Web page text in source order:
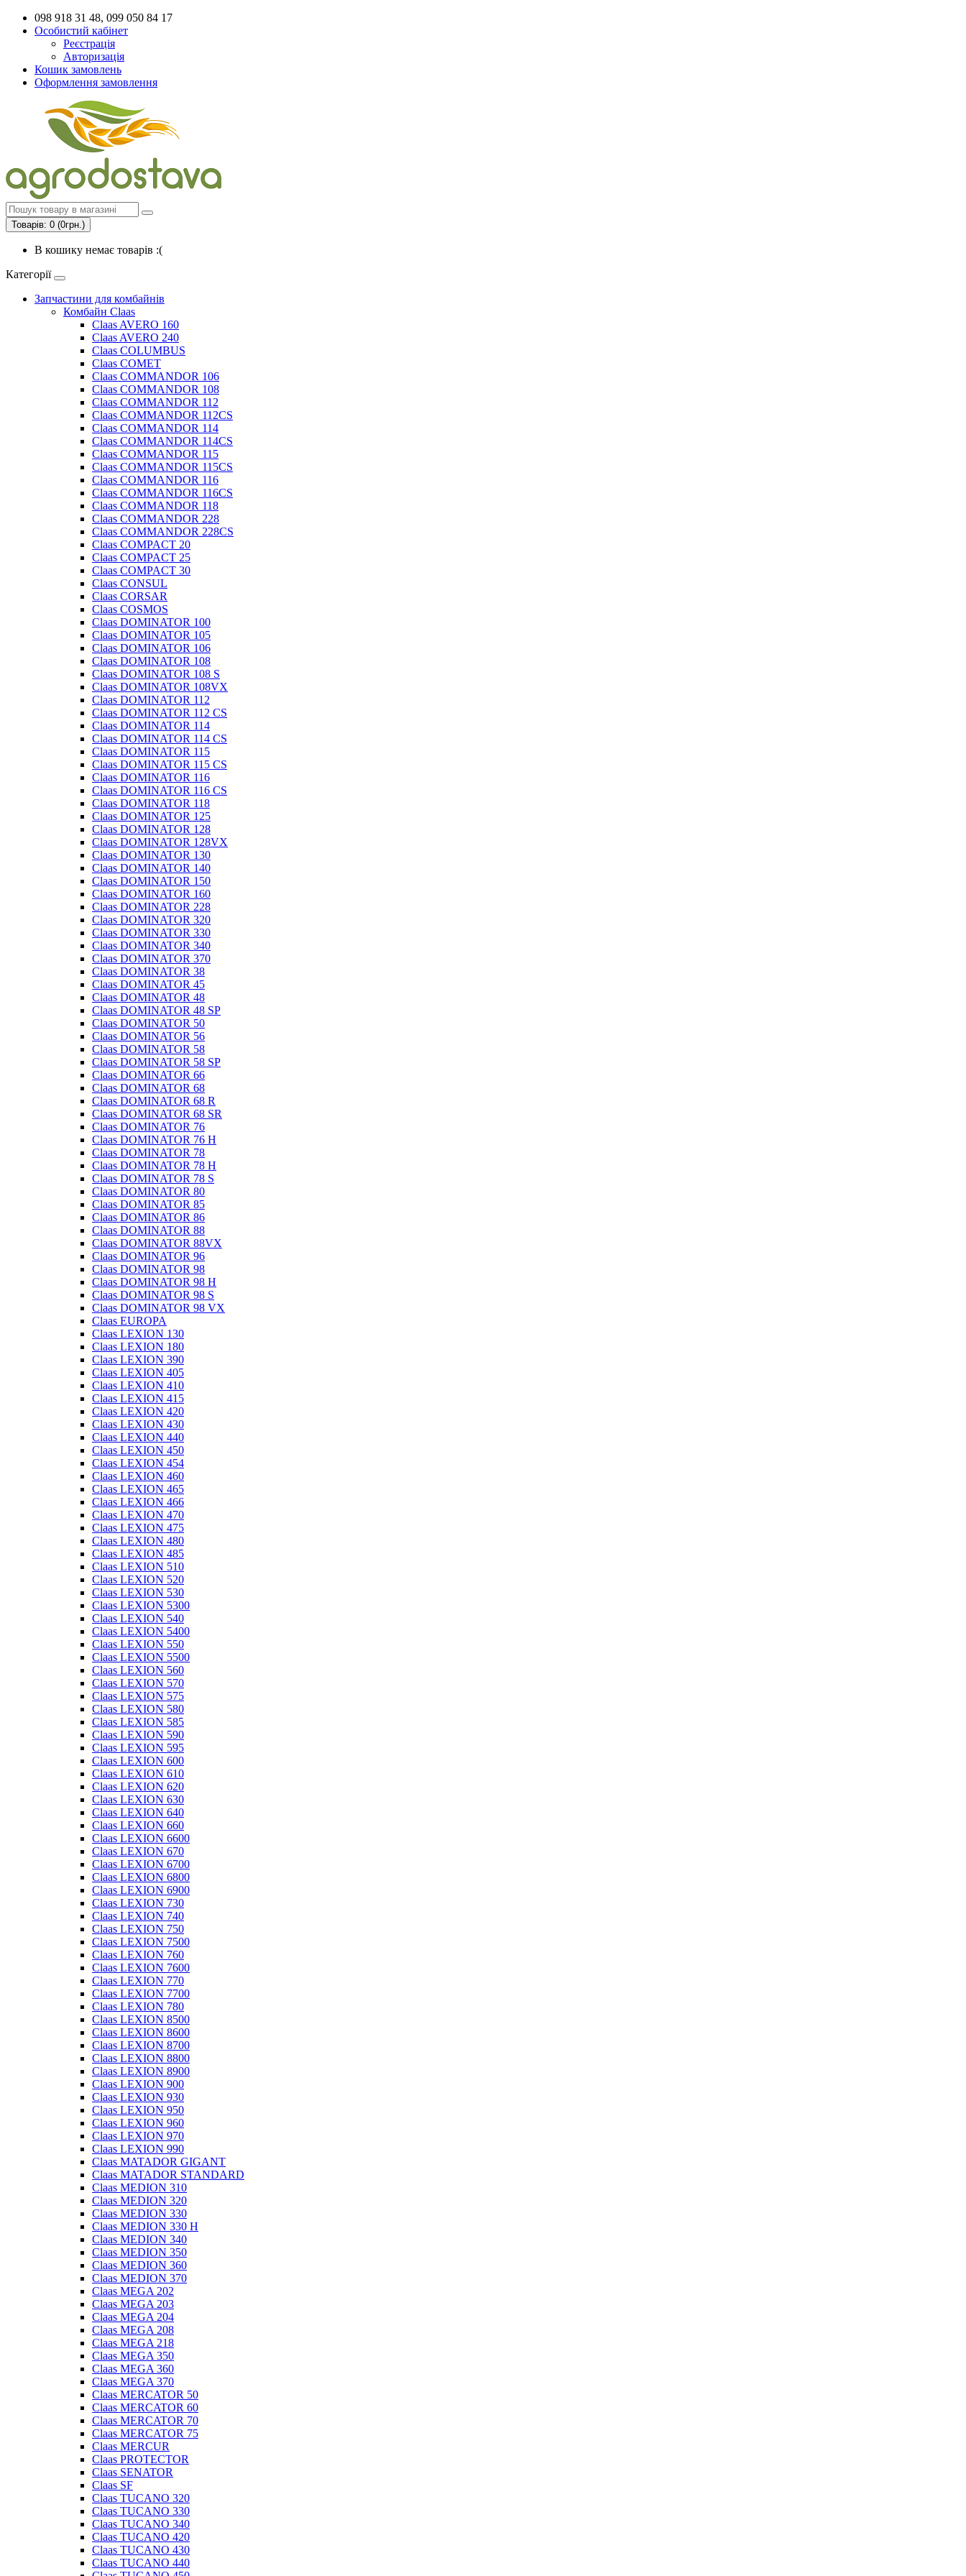
098 918 31 48, 099 050 84 17
Особистий кабінет
Реєстрація
Авторизація
Кошик замовлень
Оформлення замовлення
Товарів: 0 (0грн.)
В кошику немає товарів :(
Категорії
Запчастини для комбайнів
Комбайн Claas
Claas AVERO 160
Claas AVERO 240
Claas COLUMBUS
Claas COMET
Claas COMMANDOR 106
Claas COMMANDOR 108
Claas COMMANDOR 112
Claas COMMANDOR 112CS
Claas COMMANDOR 114
Claas COMMANDOR 114CS
Claas COMMANDOR 115
Claas COMMANDOR 115CS
Claas COMMANDOR 116
Claas COMMANDOR 116CS
Claas COMMANDOR 118
Claas COMMANDOR 228
Claas COMMANDOR 228CS
Claas COMPACT 20
Claas COMPACT 25
Claas COMPACT 30
Claas CONSUL
Claas CORSAR
Claas COSMOS
Claas DOMINATOR 100
Claas DOMINATOR 105
Claas DOMINATOR 106
Claas DOMINATOR 108
Claas DOMINATOR 108 S
Claas DOMINATOR 108VX
Claas DOMINATOR 112
Claas DOMINATOR 112 CS
Claas DOMINATOR 114
Claas DOMINATOR 114 CS
Claas DOMINATOR 115
Claas DOMINATOR 115 CS
Claas DOMINATOR 116
Claas DOMINATOR 116 CS
Claas DOMINATOR 118
Claas DOMINATOR 125
Claas DOMINATOR 128
Claas DOMINATOR 128VX
Claas DOMINATOR 130
Claas DOMINATOR 140
Claas DOMINATOR 150
Claas DOMINATOR 160
Claas DOMINATOR 228
Claas DOMINATOR 320
Claas DOMINATOR 330
Claas DOMINATOR 340
Claas DOMINATOR 370
Claas DOMINATOR 38
Claas DOMINATOR 45
Claas DOMINATOR 48
Claas DOMINATOR 48 SP
Claas DOMINATOR 50
Claas DOMINATOR 56
Claas DOMINATOR 58
Claas DOMINATOR 58 SP
Claas DOMINATOR 66
Claas DOMINATOR 68
Claas DOMINATOR 68 R
Claas DOMINATOR 68 SR
Claas DOMINATOR 76
Claas DOMINATOR 76 H
Claas DOMINATOR 78
Claas DOMINATOR 78 H
Claas DOMINATOR 78 S
Claas DOMINATOR 80
Claas DOMINATOR 85
Claas DOMINATOR 86
Claas DOMINATOR 88
Claas DOMINATOR 88VX
Claas DOMINATOR 96
Claas DOMINATOR 98
Claas DOMINATOR 98 H
Claas DOMINATOR 98 S
Claas DOMINATOR 98 VX
Claas EUROPA
Claas LEXION 130
Claas LEXION 180
Claas LEXION 390
Claas LEXION 405
Claas LEXION 410
Claas LEXION 415
Claas LEXION 420
Claas LEXION 430
Claas LEXION 440
Claas LEXION 450
Claas LEXION 454
Claas LEXION 460
Claas LEXION 465
Claas LEXION 466
Claas LEXION 470
Claas LEXION 475
Claas LEXION 480
Claas LEXION 485
Claas LEXION 510
Claas LEXION 520
Claas LEXION 530
Claas LEXION 5300
Claas LEXION 540
Claas LEXION 5400
Claas LEXION 550
Claas LEXION 5500
Claas LEXION 560
Claas LEXION 570
Claas LEXION 575
Claas LEXION 580
Claas LEXION 585
Claas LEXION 590
Claas LEXION 595
Claas LEXION 600
Claas LEXION 610
Claas LEXION 620
Claas LEXION 630
Claas LEXION 640
Claas LEXION 660
Claas LEXION 6600
Claas LEXION 670
Claas LEXION 6700
Claas LEXION 6800
Claas LEXION 6900
Claas LEXION 730
Claas LEXION 740
Claas LEXION 750
Claas LEXION 7500
Claas LEXION 760
Claas LEXION 7600
Claas LEXION 770
Claas LEXION 7700
Claas LEXION 780
Claas LEXION 8500
Claas LEXION 8600
Claas LEXION 8700
Claas LEXION 8800
Claas LEXION 8900
Claas LEXION 900
Claas LEXION 930
Claas LEXION 950
Claas LEXION 960
Claas LEXION 970
Claas LEXION 990
Claas MATADOR GIGANT
Claas MATADOR STANDARD
Claas MEDION 310
Claas MEDION 320
Claas MEDION 330
Claas MEDION 330 H
Claas MEDION 340
Claas MEDION 350
Claas MEDION 360
Claas MEDION 370
Claas MEGA 202
Claas MEGA 203
Claas MEGA 204
Claas MEGA 208
Claas MEGA 218
Claas MEGA 350
Claas MEGA 360
Claas MEGA 370
Claas MERCATOR 50
Claas MERCATOR 60
Claas MERCATOR 70
Claas MERCATOR 75
Claas MERCUR
Claas PROTECTOR
Claas SENATOR
Claas SF
Claas TUCANO 320
Claas TUCANO 330
Claas TUCANO 340
Claas TUCANO 420
Claas TUCANO 430
Claas TUCANO 440